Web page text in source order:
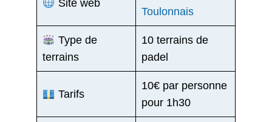
Site web
Toulonnais
Type de
terrains
10 terrains de
padel
Tarifs
10€ par personne
pour 1h30